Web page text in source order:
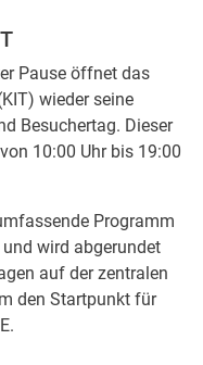
Pause öffnet das
wieder seine
Besuchertag. Dieser
10:00 Uhr bis 19:00
Programm
wird abgerundet
auf der zentralen
den Startpunkt für